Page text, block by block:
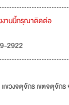
งานนี้กรุณาติดต่อ
2922
ขวงจตุจักร เขตจตุจัก